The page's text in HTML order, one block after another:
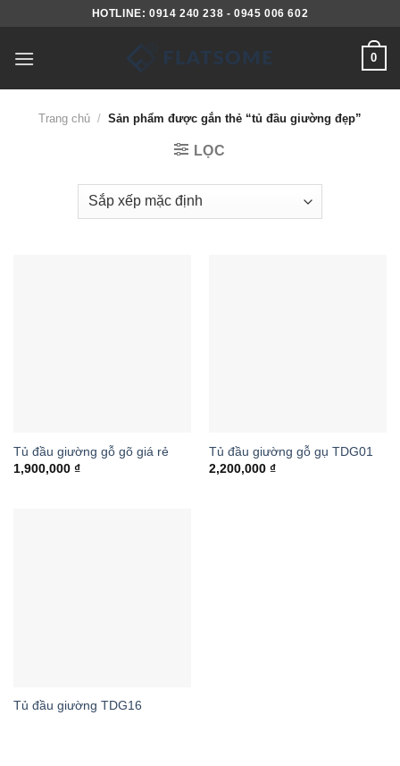
content
HOTLINE: 0914 240 238 - 0945 006 602
0
Trang chủ / Sản phẩm được gắn thẻ “tủ đầu giường đẹp”
LỌC
Tủ đầu giường gỗ gõ giá rẻ
1,900,000 ₫
Tủ đầu giường gỗ gụ TDG01
2,200,000 ₫
Tủ đầu giường TDG16